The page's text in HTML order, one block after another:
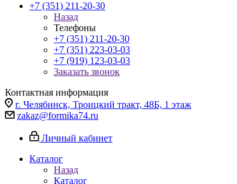
+7 (351) 211-20-30
Назад
Телефоны
+7 (351) 211-20-30
+7 (351) 223-03-03
+7 (919) 123-03-03
Заказать звонок
Контактная информация
г. Челябинск, Троицкий тракт, 48Б, 1 этаж
zakaz@formika74.ru
Личный кабинет
Каталог
Назад
Каталог